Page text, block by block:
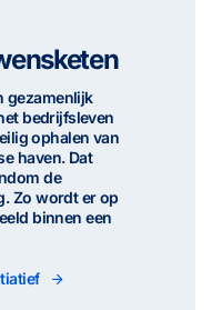
gezamenlijk
bedrijfsleven
ophalen van
haven. Dat
de
Zo wordt er op
binnen een